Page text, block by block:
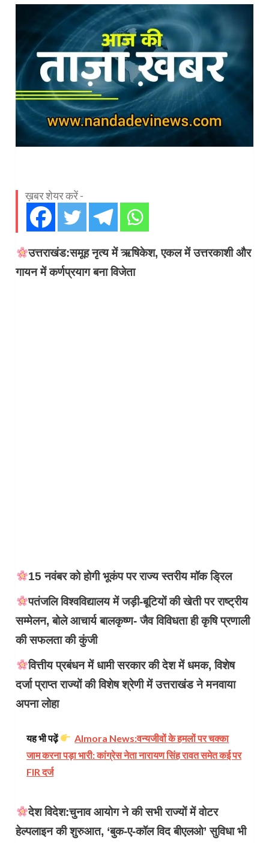
ख़बर शेयर करें -
उत्तराखंड:समूह नृत्य में ऋषिकेश, एकल में उत्तरकाशी और
गायन में कर्णप्रयाग बना विजेता
15 नवंबर को होगी भूकंप पर राज्य स्तरीय मॉक ड्रिल
पतंजलि विश्वविद्यालय में जड़ी-बूटियों की खेती पर राष्ट्रीय
सम्मेलन, बोले आचार्य बालकृष्ण- जैव विविधता ही कृषि प्रणाली
की सफलता की कुंजी
वित्तीय प्रबंधन में धामी सरकार की देश में धमक, विशेष
दर्जा प्राप्त राज्यों की विशेष श्रेणी में उत्तराखंड ने मनवाया
अपना लोहा
यह भी पढ़ें
Almora News:वन्यजीवों के हमलों पर चक्का
जाम करना पड़ा भारी: कांग्रेस नेता नारायण सिंह रावत समेत कई पर
FIR दर्ज
देश विदेश:चुनाव आयोग ने की सभी राज्यों में वोटर
हेल्पलाइन की शुरुआत, ‘बुक-ए-कॉल विद बीएलओ’ सुविधा भी